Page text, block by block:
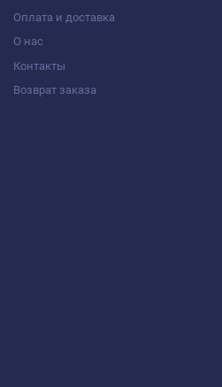
Оплата и доставка
О нас
Контакты
Возврат заказа